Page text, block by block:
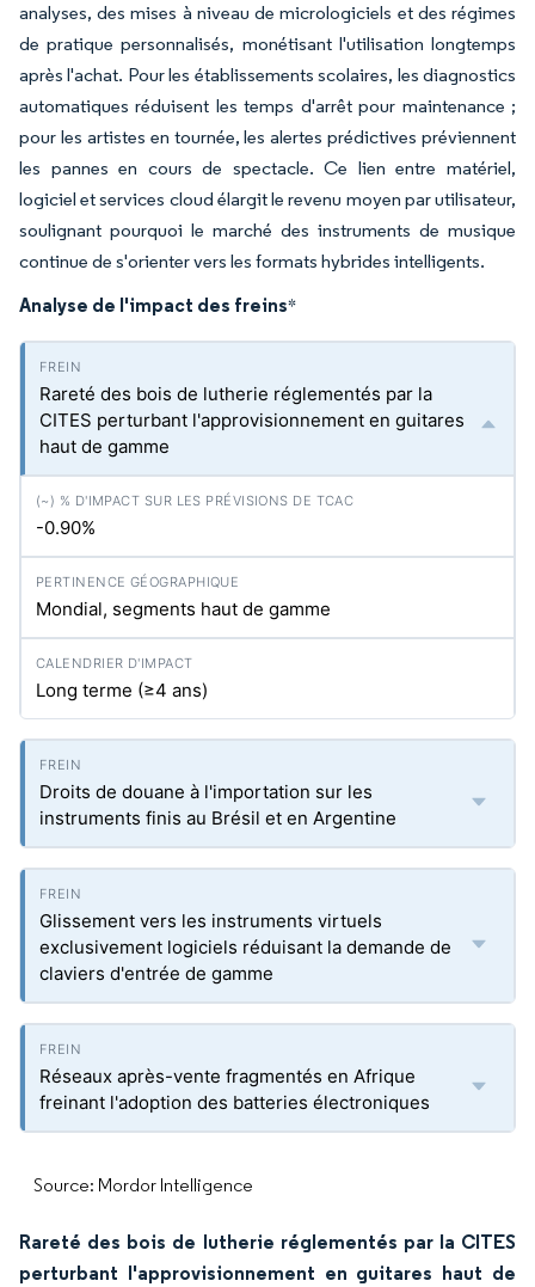
analyses, des mises à niveau de micrologiciels et des régimes
de pratique personnalisés, monétisant l'utilisation longtemps
après l'achat. Pour les établissements scolaires, les diagnostics
automatiques réduisent les temps d'arrêt pour maintenance ;
pour les artistes en tournée, les alertes prédictives préviennent
les pannes en cours de spectacle. Ce lien entre matériel,
logiciel et services cloud élargit le revenu moyen par utilisateur,
soulignant pourquoi le marché des instruments de musique
continue de s'orienter vers les formats hybrides intelligents.
Analyse de l'impact des freins*
Rareté des bois de lutherie réglementés par la
CITES perturbant l'approvisionnement en guitares
haut de gamme
-0.90%
Mondial, segments haut de gamme
Long terme (≥4 ans)
Droits de douane à l'importation sur les
instruments finis au Brésil et en Argentine
Glissement vers les instruments virtuels
exclusivement logiciels réduisant la demande de
claviers d'entrée de gamme
Réseaux après-vente fragmentés en Afrique
freinant l'adoption des batteries électroniques
Source: Mordor Intelligence
Rareté des bois de lutherie réglementés par la CITES
perturbant l'approvisionnement en guitares haut de